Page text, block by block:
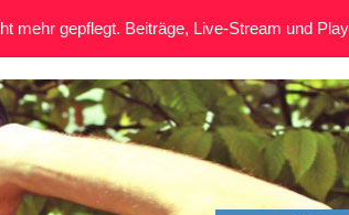
mehr gepflegt. Beiträge, Live-Stream und